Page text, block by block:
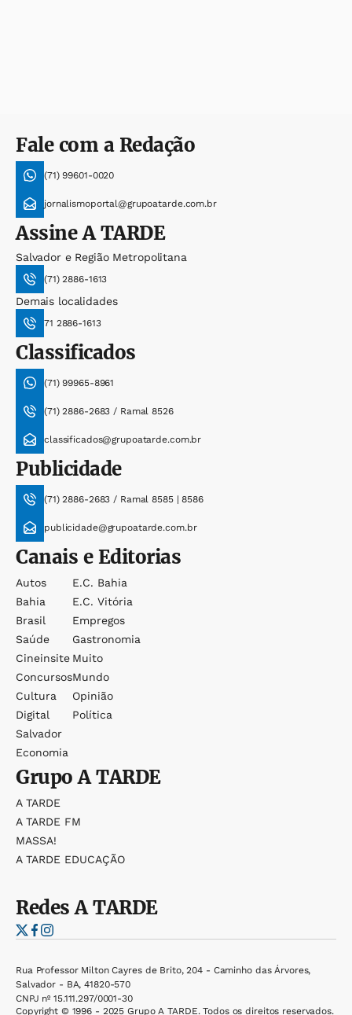
Fale com a Redação
(71) 99601-0020
jornalismoportal@grupoatarde.com.br
AssineA TARDE
Salvador e Região Metropolitana
(71) 2886-1613
Demais localidades
71 2886-1613
Classificados
(71) 99965-8961
(71) 2886-2683 / Ramal 8526
classificados@grupoatarde.com.br
Publicidade
(71) 2886-2683 / Ramal 8585 | 8586
publicidade@grupoatarde.com.br
Canais e Editorias
Autos
Bahia
Brasil
Saúde
Cineinsite
Concursos
Cultura
Digital
Salvador
Economia
E.c. Bahia
E.c. Vitória
Empregos
Gastronomia
Muito
Mundo
Opinião
Política
GrupoA TARDE
A TARDE
A TARDE FM
MASSA!
A TARDE EDUCAÇÃO
RedesA TARDE
Rua Professor Milton Cayres de Brito, 204 - Caminho das Árvores,
Salvador - BA, 41820-570
CNPJ nº 15.111.297/0001-30
Copyright © 1996 - 2025 Grupo A TARDE. Todos os direitos reservados.